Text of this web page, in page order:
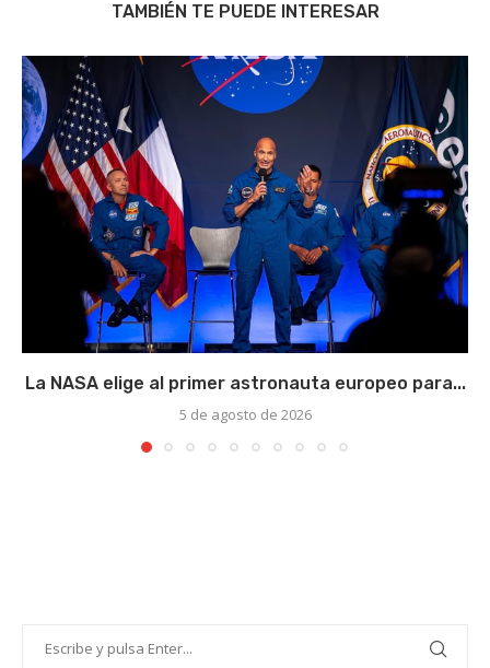
TAMBIÉN TE PUEDE INTERESAR
La NASA elige al primer astronauta europeo para...
5 de agosto de 2026